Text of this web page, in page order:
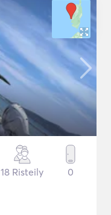
18 Risteily 0